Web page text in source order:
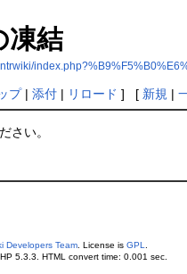
結
プ| 添付| リロード ] [ 新規 |
さい。
Developers Team. License is GPL.
5.3.3. HTML convert time: 0.001 sec.